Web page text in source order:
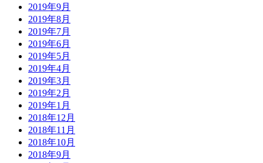
2019年9月
2019年8月
2019年7月
2019年6月
2019年5月
2019年4月
2019年3月
2019年2月
2019年1月
2018年12月
2018年11月
2018年10月
2018年9月